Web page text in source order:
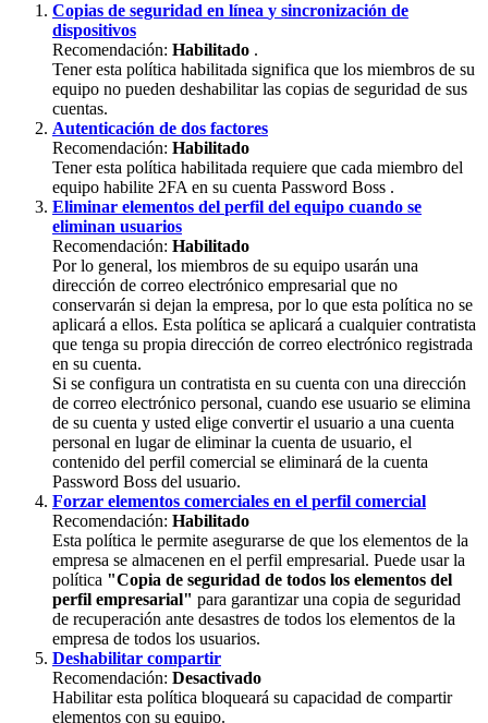
Copias de seguridad en línea y sincronización de
dispositivos
Recomendación: Habilitado .
Tener esta política habilitada significa que los miembros de su
equipo no pueden deshabilitar las copias de seguridad de sus
cuentas.
Autenticación de dos factores
Recomendación: Habilitado
Tener esta política habilitada requiere que cada miembro del
equipo habilite 2FA en su cuenta Password Boss .
Eliminar elementos del perfil del equipo cuando se
eliminan usuarios
Recomendación: Habilitado
Por lo general, los miembros de su equipo usarán una
dirección de correo electrónico empresarial que no
conservarán si dejan la empresa, por lo que esta política no se
aplicará a ellos. Esta política se aplicará a cualquier contratista
que tenga su propia dirección de correo electrónico registrada
en su cuenta.
Si se configura un contratista en su cuenta con una dirección
de correo electrónico personal, cuando ese usuario se elimina
de su cuenta y usted elige convertir el usuario a una cuenta
personal en lugar de eliminar la cuenta de usuario, el
contenido del perfil comercial se eliminará de la cuenta
Password Boss del usuario.
Forzar elementos comerciales en el perfil comercial
Recomendación: Habilitado
Esta política le permite asegurarse de que los elementos de la
empresa se almacenen en el perfil empresarial. Puede usar la
política "Copia de seguridad de todos los elementos del
perfil empresarial" para garantizar una copia de seguridad
de recuperación ante desastres de todos los elementos de la
empresa de todos los usuarios.
Deshabilitar compartir
Recomendación: Desactivado
Habilitar esta política bloqueará su capacidad de compartir
elementos con su equipo.